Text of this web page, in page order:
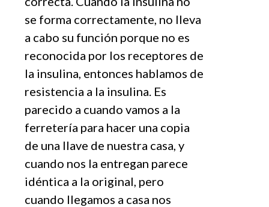
se forma correctamente, no lleva
a cabo su función porque no es
reconocida por los receptores de
la insulina, entonces hablamos de
resistencia a la insulina. Es
parecido a cuando vamos a la
ferretería para hacer una copia
de una llave de nuestra casa, y
cuando nos la entregan parece
idéntica a la original, pero
cuando llegamos a casa nos